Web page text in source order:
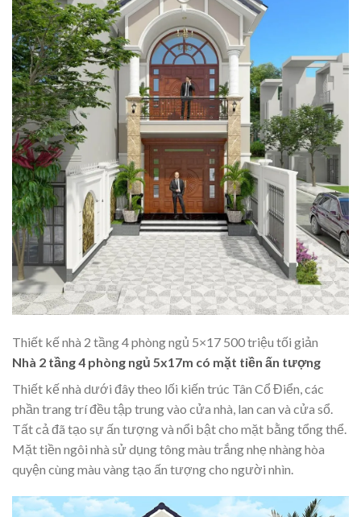
Thiết kế nhà 2 tầng 4 phòng ngủ 5×17 500 triệu tối giản
Nhà 2 tầng 4 phòng ngủ 5x17m có mặt tiền ấn tượng
Thiết kế nhà dưới đây theo lối kiến trúc Tân Cổ Điển, các
phần trang trí đều tập trung vào cửa nhà, lan can và cửa sổ.
Tất cả đã tạo sự ấn tượng và nổi bật cho mặt bằng tổng thể.
Mặt tiền ngôi nhà sử dụng tông màu trắng nhẹ nhàng hòa
quyện cùng màu vàng tạo ấn tượng cho người nhìn.